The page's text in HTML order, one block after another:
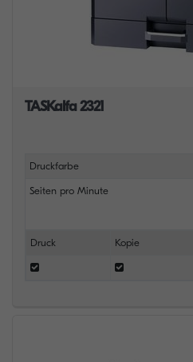
TASKalfa 2321
Druckfarbe
Seiten pro Minute
Druck Kopie